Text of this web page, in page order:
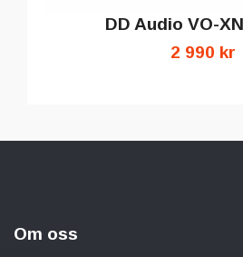
DD Audio VO-
2 990 kr
Om oss